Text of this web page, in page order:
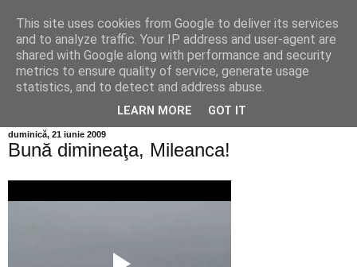
Info MILEANCA
BINE AȚI VENIT! *Jurnal online de informație și opinie;
Vineri 07 August, 2026
duminică, 21 iunie 2009
Bună dimineaţa, Mileanca!
This site uses cookies from Google to deliver its services
and to analyze traffic. Your IP address and user-agent are
shared with Google along with performance and security
metrics to ensure quality of service, generate usage
statistics, and to detect and address abuse.
LEARN MORE GOT IT